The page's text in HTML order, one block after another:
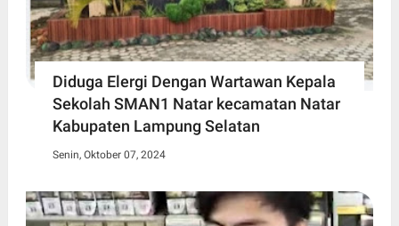
Diduga Elergi Dengan Wartawan Kepala
Sekolah SMAN1 Natar kecamatan Natar
Kabupaten Lampung Selatan
Senin, Oktober 07, 2024